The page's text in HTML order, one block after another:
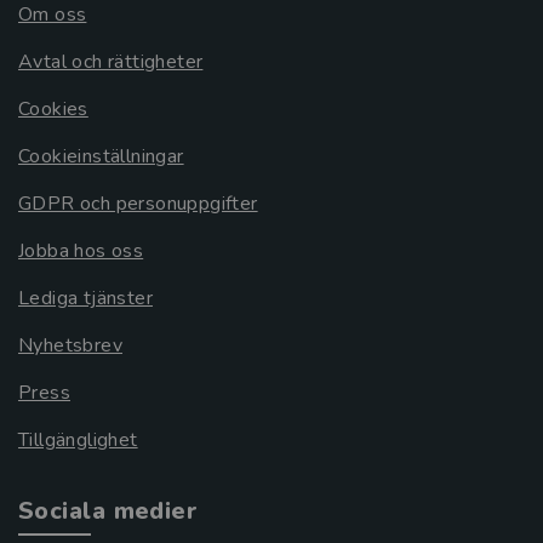
Om oss
Avtal och rättigheter
Cookies
Cookieinställningar
GDPR och personuppgifter
Jobba hos oss
Lediga tjänster
Nyhetsbrev
Press
Tillgänglighet
Sociala medier